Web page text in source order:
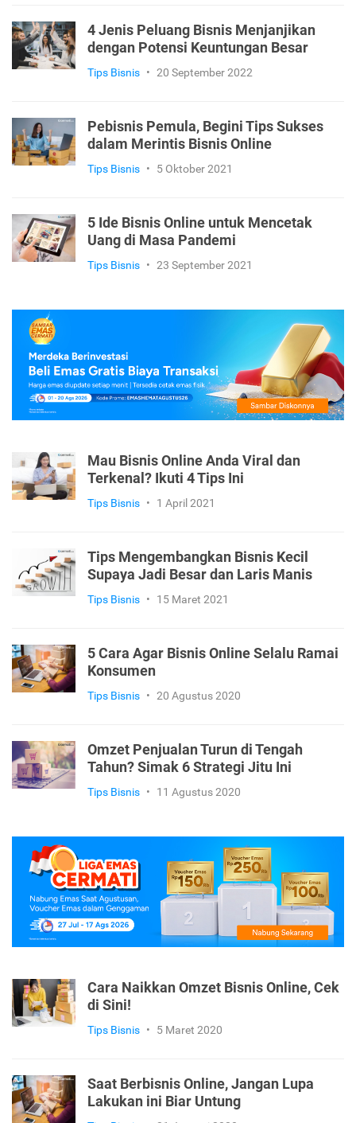
4 Jenis Peluang Bisnis Menjanjikan
dengan Potensi Keuntungan Besar
Tips Bisnis • 20 September 2022
Pebisnis Pemula, Begini Tips Sukses
dalam Merintis Bisnis Online
Tips Bisnis • 5 Oktober 2021
5 Ide Bisnis Online untuk Mencetak
Uang di Masa Pandemi
Tips Bisnis • 23 September 2021
Mau Bisnis Online Anda Viral dan
Terkenal? Ikuti 4 Tips Ini
Tips Bisnis • 1 April 2021
Tips Mengembangkan Bisnis Kecil
Supaya Jadi Besar dan Laris Manis
Tips Bisnis • 15 Maret 2021
5 Cara Agar Bisnis Online Selalu Ramai
Konsumen
Tips Bisnis • 20 Agustus 2020
Omzet Penjualan Turun di Tengah
Tahun? Simak 6 Strategi Jitu Ini
Tips Bisnis • 11 Agustus 2020
Cara Naikkan Omzet Bisnis Online, Cek
di Sini!
Tips Bisnis • 5 Maret 2020
Saat Berbisnis Online, Jangan Lupa
Lakukan ini Biar Untung